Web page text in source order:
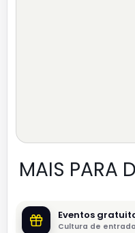
MAIS PARA
Eventos
Cultura de